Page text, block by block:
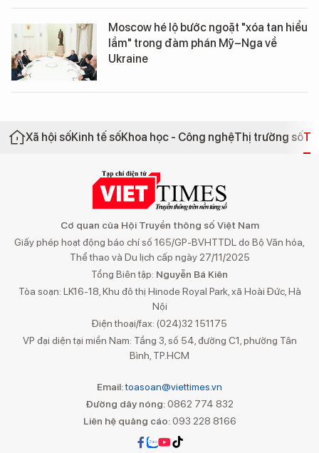
Moscow hé lộ bước ngoặt "xóa tan hiểu
lầm" trong đàm phán Mỹ–Nga về
Ukraine
Xã hội sốKinh tế sốKhoa học - Công nghệThị trường số
Cơ quan của Hội Truyền thông số Việt Nam
Giấy phép hoạt động báo chí số 165/GP-BVHTTDL do Bộ Văn hóa,
Thể thao và Du lịch cấp ngày 27/11/2025
Tổng Biên tập: Nguyễn Bá Kiên
Tòa soạn: LK16-18, Khu đô thị Hinode Royal Park, xã Hoài Đức, Hà
Nội
Điện thoại/fax: (024)32 151175
VP đại diện tại miền Nam: Tầng 3, số 54, đường C1, phường Tân
Bình, TP.HCM
Email:toasoan@viettimes.vn
Đường dây nóng: 0862 774 832
Liên hệ quảng cáo:093 228 8166